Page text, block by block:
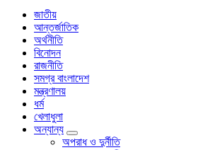
জাতীয়
আন্তর্জাতিক
অর্থনীতি
বিনোদন
রাজনীতি
সমগ্র বাংলাদেশ
মন্ত্রণালয়
ধর্ম
খেলাধুলা
অন্যান্য
অপরাধ ও দুর্নীতি